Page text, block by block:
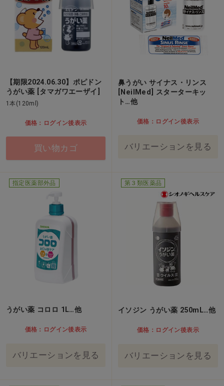
【期限2024.06.30】ポピドン
うがい薬 [タマガワエーザイ]
1本(120ml)
価格：ログイン後表示
買い物カゴ
鼻うがい サイナス・リンス
[NeilMed] スターターキッ
ト…他
価格：ログイン後表示
バリエーションを見る
指定医薬部外品
うがい薬 コロロ 1L…他
価格：ログイン後表示
バリエーションを見る
第３類医薬品
イソジン うがい薬 250mL…他
価格：ログイン後表示
バリエーションを見る